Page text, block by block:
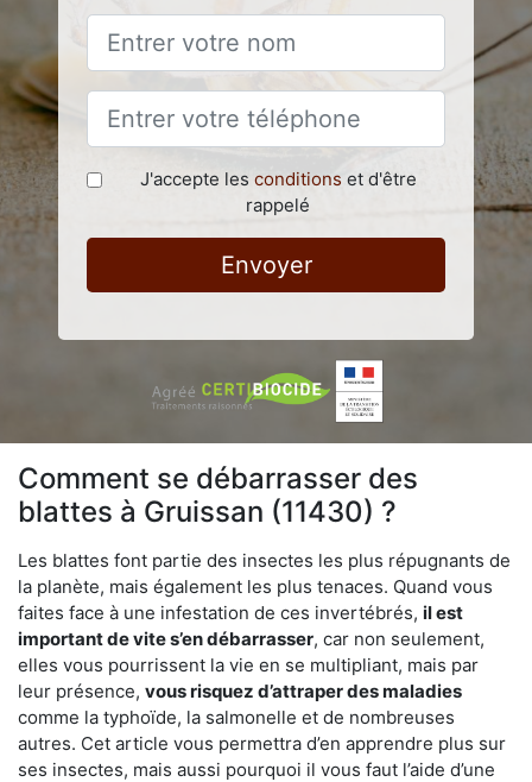
J'accepte les conditions et d'être
rappelé
Envoyer
Comment se débarrasser des
blattes à Gruissan (11430) ?
Les blattes font partie des insectes les plus répugnants de
la planète, mais également les plus tenaces. Quand vous
faites face à une infestation de ces invertébrés, il est
important de vite s’en débarrasser, car non seulement,
elles vous pourrissent la vie en se multipliant, mais par
leur présence, vous risquez d’attraper des maladies
comme la typhoïde, la salmonelle et de nombreuses
autres. Cet article vous permettra d’en apprendre plus sur
ses insectes, mais aussi pourquoi il vous faut l’aide d’une